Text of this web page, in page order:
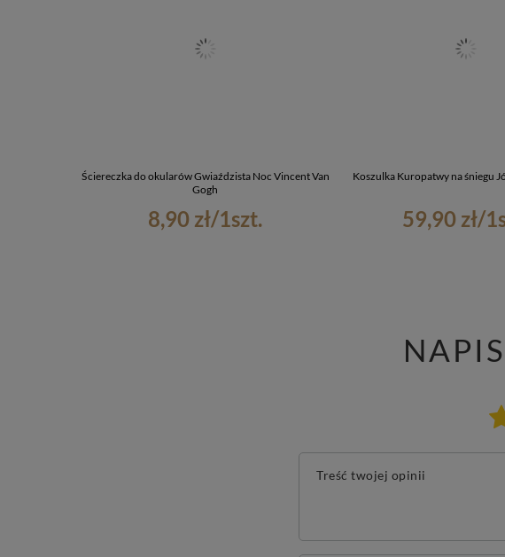
Ściereczka do okularów Gwiaździsta Noc Vincent Van
Gogh
8,90 zł/1szt.
Koszulka Kuropatwy na śniegu
59,90 zł/1
Treść twojej opinii